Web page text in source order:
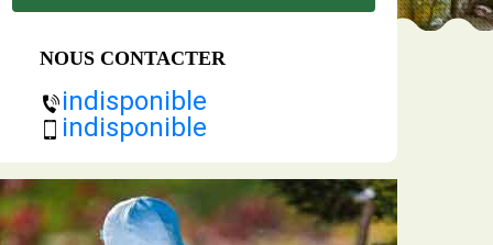
NOUS CONTACTER
indisponible
indisponible